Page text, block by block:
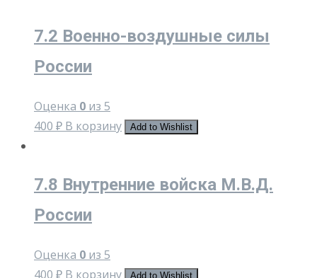
7.2 Военно-воздушные силы
России
Оценка 0 из 5
400 ₽ В корзину Add to Wishlist
7.8 Внутренние войска М.В.Д.
России
Оценка 0 из 5
400 ₽ В корзину Add to Wishlist